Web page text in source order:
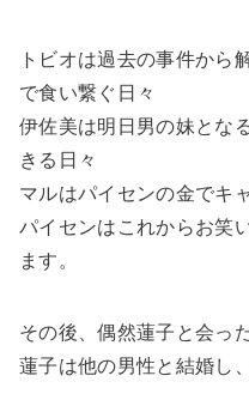
トビオは過去の事件から
で食い繋ぐ日々
伊佐美は明日男の妹とな
きる日々
マルはパイセンの金でキ
パイセンはこれからお笑
ます。
その後、偶然蓮子と会っ
蓮子は他の男性と結婚し